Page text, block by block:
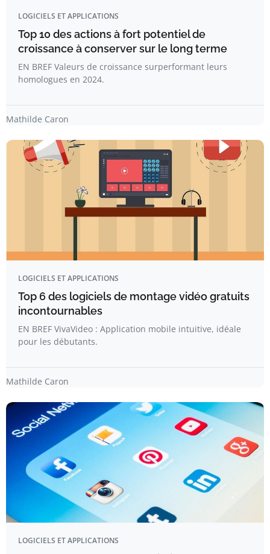
LOGICIELS ET APPLICATIONS
Top 10 des actions à fort potentiel de
croissance à conserver sur le long terme
EN BREF Valeurs de croissance surperformant leurs
homologues en 2024.
Mathilde Caron
LOGICIELS ET APPLICATIONS
Top 6 des logiciels de montage vidéo gratuits
incontournables
EN BREF VivaVideo : Application mobile intuitive, idéale
pour les débutants.
Mathilde Caron
LOGICIELS ET APPLICATIONS